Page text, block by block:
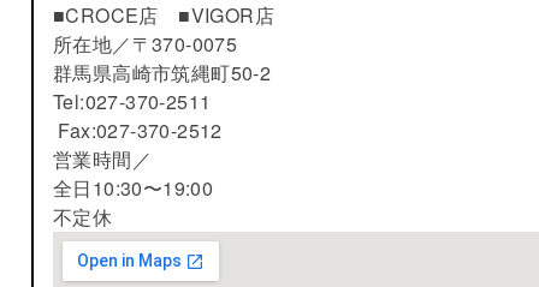
■CROCE店 ■VIGOR店
所在地／〒370-0075
群馬県高崎市筑縄町50-2
Tel:027-370-2511
Fax:027-370-2512
営業時間／
全日10:30〜19:00
不定休